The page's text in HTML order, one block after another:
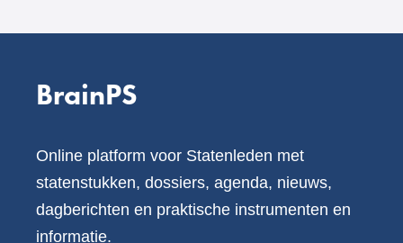
BrainPS
Online platform voor Statenleden met
statenstukken, dossiers, agenda, nieuws,
dagberichten en praktische instrumenten en
informatie.